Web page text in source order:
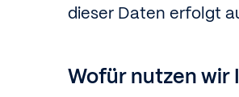
dieser Daten erfolgt
Wofür nutzen wir